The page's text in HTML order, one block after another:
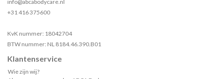
info@abcabodycare.nl
+31 416 375600
KvK nummer: 18042704
BTW nummer: NL 8184.46.390.B01
Klantenservice
Wie zijn wij?